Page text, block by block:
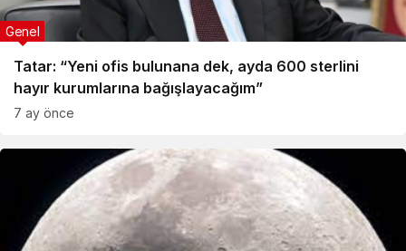
Tatar: “Yeni ofis bulunana dek, ayda 600 sterlini
hayır kurumlarına bağışlayacağım”
Genel
7 ay önce